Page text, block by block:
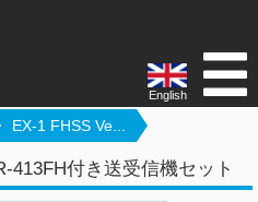
English
EX-1 FHSS Ve...
413FH付き送受信機セット